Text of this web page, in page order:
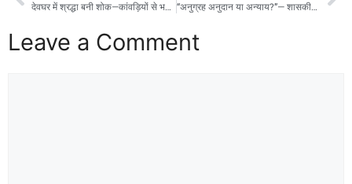
देवघर में श्रद्धा बनी शोक—कांवड़ियों से भरी बस ट्रक से टकराई, 18 शवों पर टूटा आसमान, सड़क पर बिछ गईं चीत्कारें! “अनुग्रह अनुदान या अन्याय?”— शासकीय सेवकों की मौत के बाद भी सिस्टम कर रहा सौदेबाज़ी!”
Leave a Comment